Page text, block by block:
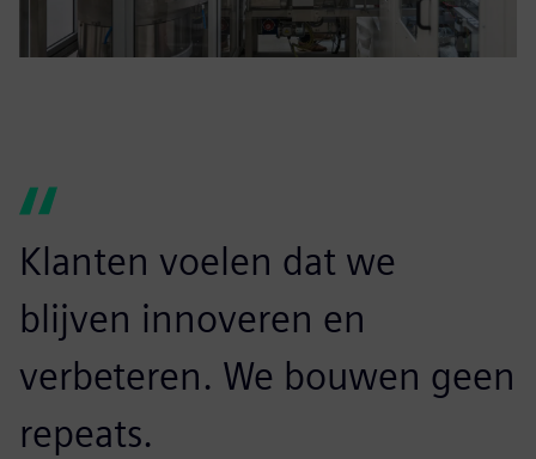
Klanten voelen dat we
blijven innoveren en
verbeteren. We bouwen geen
repeats.